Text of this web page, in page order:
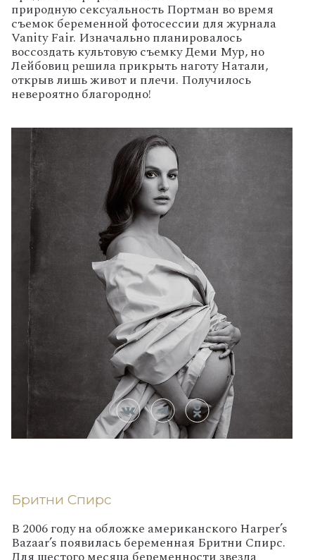
природную сексуальность Портман во время
съемок беременной фотосессии для журнала
Vanity Fair. Изначально планировалось
воссоздать культовую съемку Деми Мур, но
Лейбовиц решила прикрыть наготу Натали,
открыв лишь живот и плечи. Получилось
невероятно благородно!
Бритни Спирс
В 2006 году на обложке американского Harper’s
Bazaar’s появилась беременная Бритни Спирс.